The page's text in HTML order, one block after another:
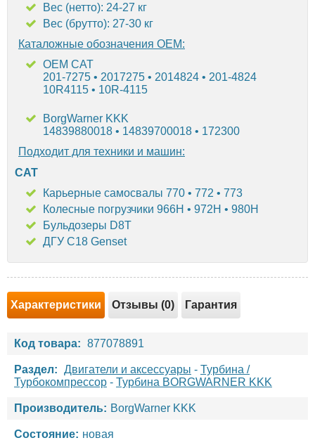
Вес (нетто): 24-27 кг
Вес (брутто): 27-30 кг
Каталожные обозначения OEM:
OEM CAT
201-7275 • 2017275 • 2014824 • 201-4824
10R4115 • 10R-4115
BorgWarner KKK
14839880018 • 14839700018 • 172300
Подходит для техники и машин:
CAT
Карьерные самосвалы 770 • 772 • 773
Колесные погрузчики 966H • 972H • 980H
Бульдозеры D8T
ДГУ C18 Genset
Характеристики Отзывы (0) Гарантия
Код товара: 877078891
Раздел: Двигатели и аксессуары - Турбина /
Турбокомпрессор - Турбина BORGWARNER KKK
Производитель: BorgWarner KKK
Состояние: новая